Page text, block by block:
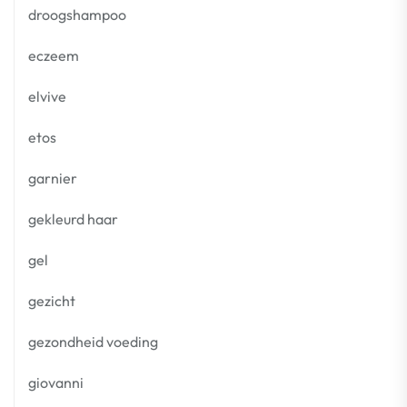
droogshampoo
eczeem
elvive
etos
garnier
gekleurd haar
gel
gezicht
gezondheid voeding
giovanni